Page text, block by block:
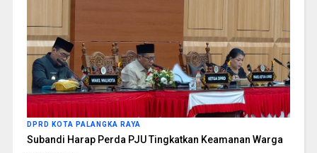
DPRD KOTA PALANGKA RAYA
Subandi Harap Perda PJU Tingkatkan Keamanan Warga